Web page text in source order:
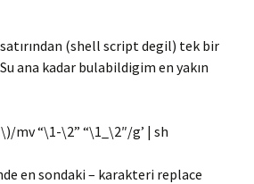
(shell script degil) tek bir
ana kadar bulabildigim en yakın
mv “\1-\2” “\1_\2″/g’ | sh
en sondaki – karakteri replace